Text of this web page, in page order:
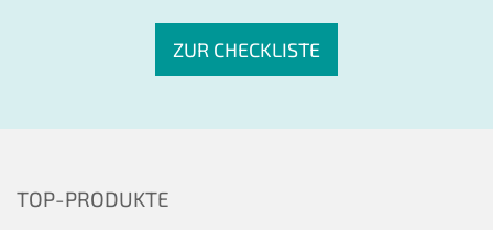
ZUR CHECKLISTE
TOP-PRODUKTE